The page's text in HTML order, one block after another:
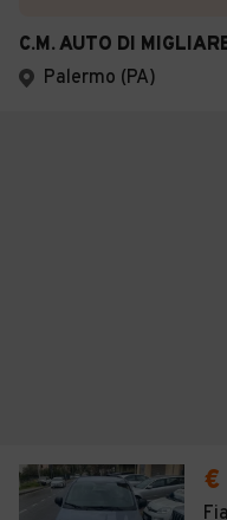
C.M. AUTO DI
Palermo (PA)
€